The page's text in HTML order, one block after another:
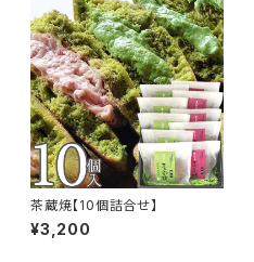
茶蔵焼【10個詰合せ】
¥3,200